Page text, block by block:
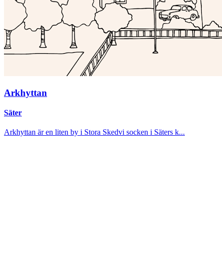
Arkhyttan
Säter
Arkhyttan är en liten by i Stora Skedvi socken i Säters k...